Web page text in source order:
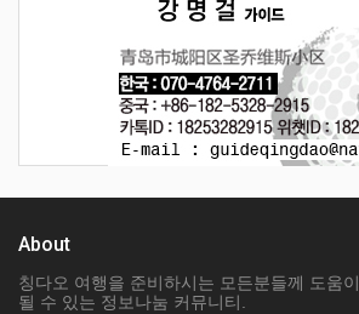
About
칭다오 여행을 준비하시는 모든분들께 도움이
될 수 있는 정보나눔 커뮤니티.